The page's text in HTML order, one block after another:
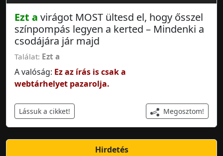
Ezt a virágot MOST ültesd el, hogy ősszel
színpompás legyen a kerted – Mindenki a
csodájára jár majd
Találat: Ezt a
A valóság: Ez az írás is csak a
webtárhelyet pazarolja.
Lássuk a cikket! Megosztom!
Hirdetés